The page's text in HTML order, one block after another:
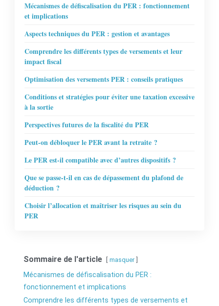
Mécanismes de défiscalisation du PER : fonctionnement
et implications
Aspects techniques du PER : gestion et avantages
Comprendre les différents types de versements et leur
impact fiscal
Optimisation des versements PER : conseils pratiques
Conditions et stratégies pour éviter une taxation excessive
à la sortie
Perspectives futures de la fiscalité du PER
Peut-on débloquer le PER avant la retraite ?
Le PER est-il compatible avec d’autres dispositifs ?
Que se passe-t-il en cas de dépassement du plafond de
déduction ?
Choisir l’allocation et maîtriser les risques au sein du
PER
Sommaire de l'article masquer
Mécanismes de défiscalisation du PER :
fonctionnement et implications
Comprendre les différents types de versements et